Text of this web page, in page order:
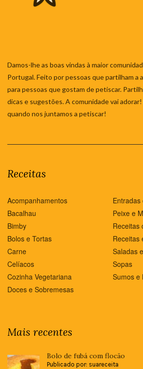
Damos-lhe as boas vindas à maior
Portugal. Feito por pessoas que partilham a
para pessoas que gostam de petiscar.
dicas e sugestões. A comunidade vai
quando nos juntamos a petiscar!
Receitas
Acompanhamentos
Bacalhau
Bimby
Bolos e Tortas
Carne
Celíacos
Cozinha Vegetariana
Doces e Sobremesas
Entradas
Peixe e
Receitas
Receitas
Saladas
Sopas
Sumos e
Mais recentes
Bolo de fubá com flocão
Publicado por: suareceita